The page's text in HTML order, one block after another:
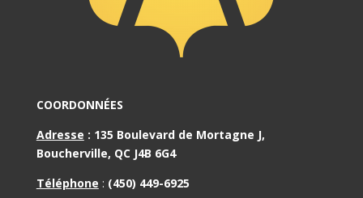
COORDONNÉES
Adresse : 135 Boulevard de Mortagne J,
Boucherville, QC J4B 6G4
Téléphone : (450) 449-6925